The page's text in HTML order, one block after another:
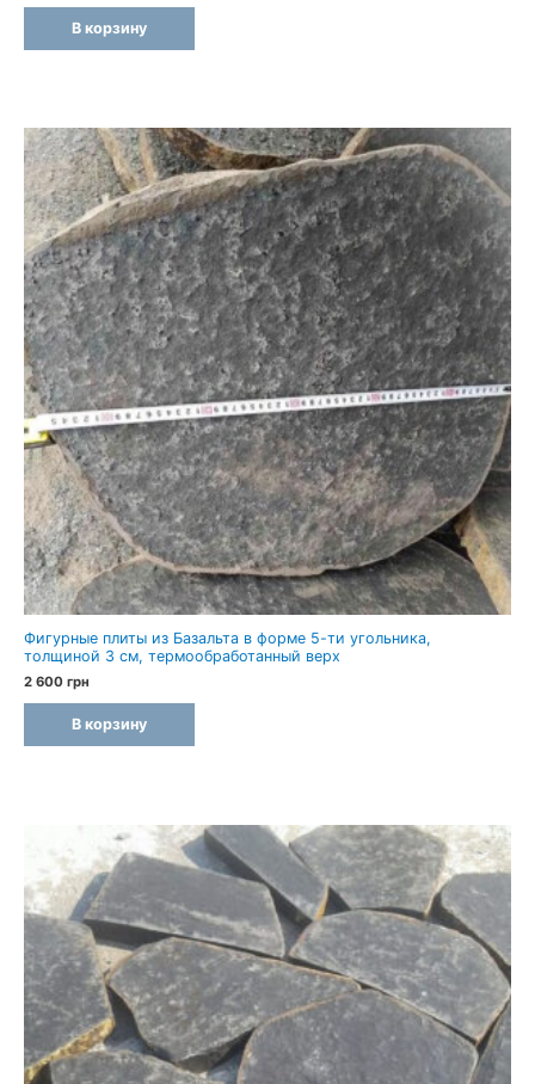
В корзину
Фигурные плиты из Базальта в форме 5-ти угольника,
толщиной 3 см, термообработанный верх
2 600 грн
В корзину